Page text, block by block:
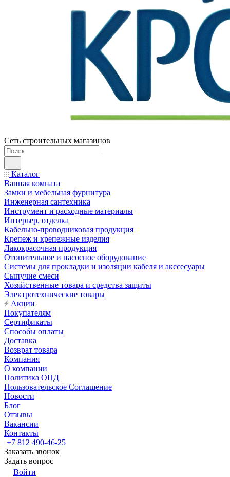
Сеть строительных магазинов
Каталог
Ванная комната
Замки и мебельная фурнитура
Инженерная сантехника
Инструмент и расходные материалы
Интерьер, отделка
Кабельно-проводниковая продукция
Крепеж и крепежные изделия
Лакокрасочная продукция
Отопительное и насосное оборудование
Системы для прокладки и изоляции кабеля и акссесуары
Сыпучие смеси
Хозяйственные товара и средства защиты
Электротехнические товары
Акции
Покупателям
Сертификаты
Способы оплаты
Доставка
Возврат товара
Компания
О компании
Политика ОПД
Пользовательское Соглашение
Новости
Блог
Отзывы
Вакансии
Контакты
+7 812 490-46-25
Заказать звонок
Задать вопрос
Войти